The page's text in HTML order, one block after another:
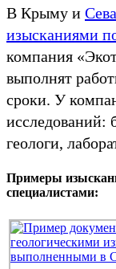
В Крыму и
изысканиями
компания
выполнят
сроки. У
исследований:
геологи,
Примеры
специалистами: